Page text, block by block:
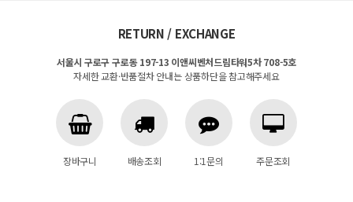
RETURN / EXCHANGE
서울시 구로구 구로동 197-13 이앤씨벤처드림타워5차 708-5호
자세한 교환·반품절차 안내는 상품하단을 참고해주세요
장바구니 배송조회 1:1문의 주문조회